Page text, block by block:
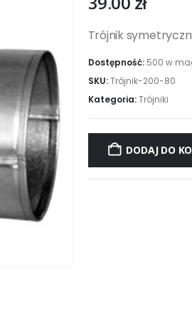
Trójnik
Dostępność: 500 w
SKU:Trójnik-200-80
Kategoria:Trójniki
DODAJ DO